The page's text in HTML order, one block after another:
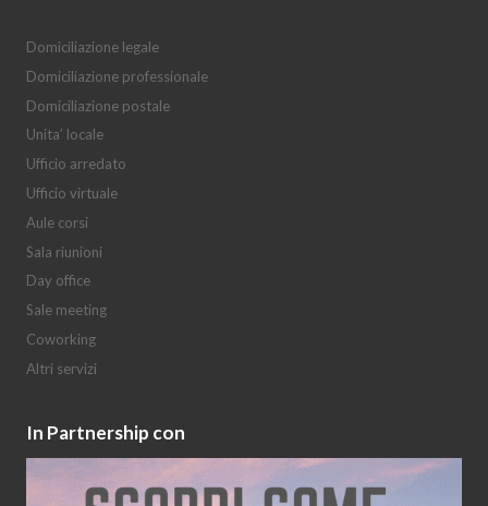
Domiciliazione legale
Domiciliazione professionale
Domiciliazione postale
Unita’ locale
Ufficio arredato
Ufficio virtuale
Aule corsi
Sala riunioni
Day office
Sale meeting
Coworking
Altri servizi
In Partnership con